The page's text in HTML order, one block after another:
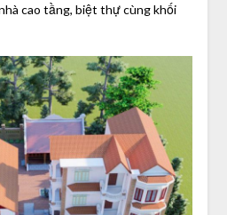
cao tầng, biệt thự cùng khối